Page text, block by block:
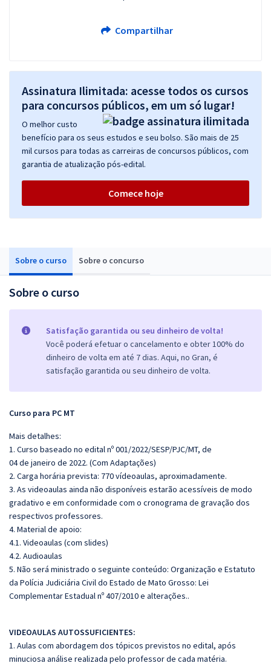
Sobre o curso Sobre o concurso
Sobre o curso
Satisfação garantida ou seu dinheiro de volta!
Você poderá efetuar o cancelamento e obter 100% do
dinheiro de volta em até 7 dias. Aqui, no Gran, é
satisfação garantida ou seu dinheiro de volta.
Curso para PC MT
Mais detalhes:
1. Curso baseado no edital nº 001/2022/SESP/PJC/MT, de
04 de janeiro de 2022. (Com Adaptações)
2. Carga horária prevista: 770 vídeoaulas, aproximadamente.
3. As videoaulas ainda não disponíveis estarão acessíveis de modo
gradativo e em conformidade com o cronograma de gravação dos
respectivos professores.
4. Material de apoio:
4.1. Videoaulas (com slides)
4.2. Audioaulas
5. Não será ministrado o seguinte conteúdo: Organização e Estatuto
da Polícia Judiciária Civil do Estado de Mato Grosso: Lei
Complementar Estadual nº 407/2010 e alterações..
VIDEOAULAS AUTOSSUFICIENTES:
1. Aulas com abordagem dos tópicos previstos no edital, após
minuciosa análise realizada pelo professor de cada matéria.
Compartilhar
Assinatura Ilimitada: acesse todos os cursos
para concursos públicos, em um só lugar!
O melhor custo
benefício para os seus estudos e seu bolso. São mais de 25
mil cursos para todas as carreiras de concursos públicos, com
garantia de atualização pós-edital.
Comece hoje